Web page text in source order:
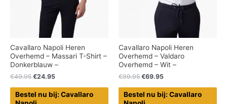
Cavallaro Napoli Heren
Overhemd – Massari T-Shirt –
Donkerblauw –
€49.95 €24.95
Bestel nu bij: Cavallaro
Cavallaro Napoli Heren
Overhemd – Valdaro
Overhemd – Wit –
€99.95 €69.95
Bestel nu bij: Cavallaro